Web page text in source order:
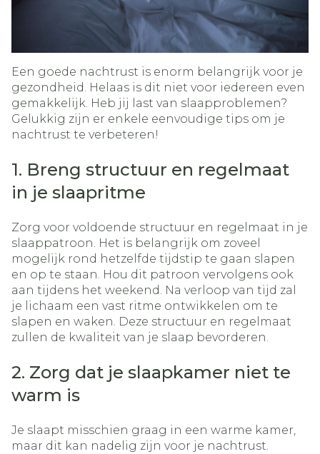
Een goede nachtrust is enorm belangrijk voor je
gezondheid. Helaas is dit niet voor iedereen even
gemakkelijk. Heb jij last van slaapproblemen?
Gelukkig zijn er enkele eenvoudige tips om je
nachtrust te verbeteren!
1. Breng structuur en regelmaat
in je slaapritme
Zorg voor voldoende structuur en regelmaat in je
slaappatroon. Het is belangrijk om zoveel
mogelijk rond hetzelfde tijdstip te gaan slapen
en op te staan. Hou dit patroon vervolgens ook
aan tijdens het weekend. Na verloop van tijd zal
je lichaam een vast ritme ontwikkelen om te
slapen en waken. Deze structuur en regelmaat
zullen de kwaliteit van je slaap bevorderen.
2. Zorg dat je slaapkamer niet te
warm is
Je slaapt misschien graag in een warme kamer,
maar dit kan nadelig zijn voor je nachtrust.